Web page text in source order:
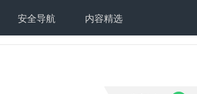
安全导航 内容精选